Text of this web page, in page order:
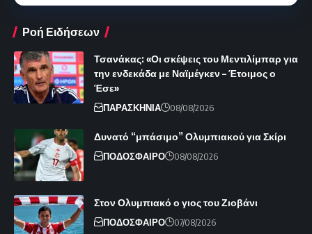
Ροή Ειδήσεων
Τσανάκας: «Οι σκέψεις του Μεντιλίμπαρ για
την ενδεκάδα με Ναϊμέγκεν – Έτοιμος ο
Έσε»
ΠΑΡΑΣΚΗΝΙΑ 08/08/2026
Δυνατό “μπάσιμο” Ολυμπιακού για Σκίρι
ΠΟΔΟΣΦΑΙΡΟ 08/08/2026
Στον Ολυμπιακό ο γιος του Ζιοβάνι
ΠΟΔΟΣΦΑΙΡΟ 07/08/2026